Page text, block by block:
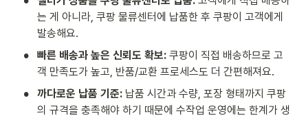
는 게 아니라, 쿠팡 물류센터에 납품한 후 쿠팡이 고객에게
발송해요.
• 빠른 배송과 높은 신뢰도 확보: 쿠팡이 직접 배송하므로 고
객 만족도가 높고, 반품/교환 프로세스도 더 간편해져요.
• 까다로운 납품 기준: 납품 시간과 수량, 포장 형태까지 쿠팡
의 규격을 충족해야 하기 때문에 수작업 운영에는 한계가 생